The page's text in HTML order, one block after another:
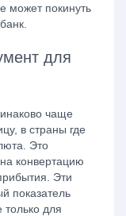
может покинуть
для
чаще
в страны где
Это
конвертацию
Эти
показатель
только для